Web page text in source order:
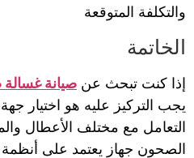
والتكلفة المتوقعة
الخاتمة
إذا كنت تبحث عن صيانة
يجب التركيز عليه هو اختيار
التعامل مع مختلف الأعطال
الصحون جهاز يعتمد على أنظمة